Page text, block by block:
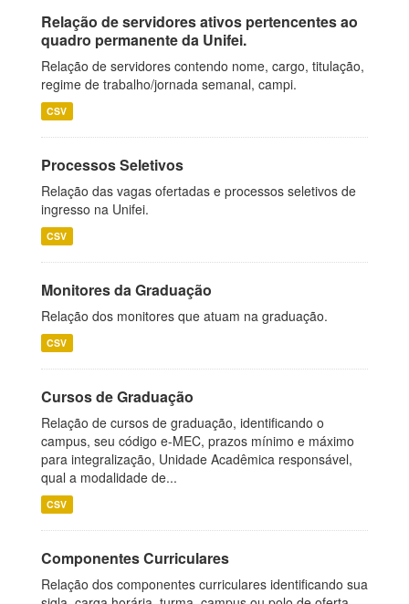
Relação de servidores ativos pertencentes ao
quadro permanente da Unifei.
Relação de servidores contendo nome, cargo, titulação,
regime de trabalho/jornada semanal, campi.
CSV
Processos Seletivos
Relação das vagas ofertadas e processos seletivos de
ingresso na Unifei.
CSV
Monitores da Graduação
Relação dos monitores que atuam na graduação.
CSV
Cursos de Graduação
Relação de cursos de graduação, identificando o
campus, seu código e-MEC, prazos mínimo e máximo
para integralização, Unidade Acadêmica responsável,
qual a modalidade de...
CSV
Componentes Curriculares
Relação dos componentes curriculares identificando sua